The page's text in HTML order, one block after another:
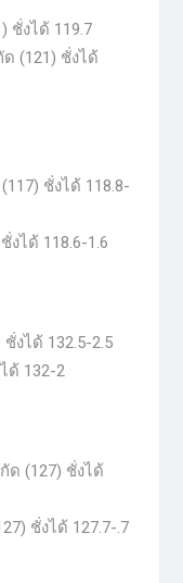
ชั่งได้ 119.7
(121) ชั่งได้
ชั่งได้ 118.8-
ได้ 118.6-1.6
ชั่งได้ 132.5-2.5
ด้ 132-2
(127) ชั่งได้
ชั่งได้ 127.7-.7